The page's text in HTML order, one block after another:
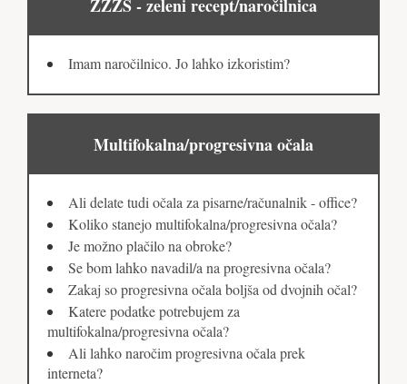
ZZZS - zeleni recept/naročilnica
Imam naročilnico. Jo lahko izkoristim?
Multifokalna/progresivna očala
Ali delate tudi očala za pisarne/računalnik - office?
Koliko stanejo multifokalna/progresivna očala?
Je možno plačilo na obroke?
Se bom lahko navadil/a na progresivna očala?
Zakaj so progresivna očala boljša od dvojnih očal?
Katere podatke potrebujem za
multifokalna/progresivna očala?
Ali lahko naročim progresivna očala prek
interneta?